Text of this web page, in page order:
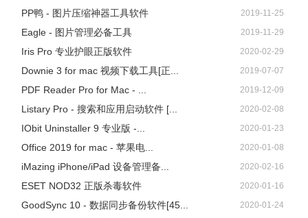
PP鸭 - 图片压缩神器工具软件 2019-11-25
Eagle - 图片管理必备工具 2019-11-29
Iris Pro 专业护眼正版软件 2020-02-29
Downie 3 for mac 视频下载工具[正... 2019-07-07
PDF Reader Pro for Mac - ... 2019-12-09
Listary Pro - 搜索和应用启动软件 [... 2020-02-08
IObit Uninstaller 9 专业版 -... 2020-01-23
Office 2019 for mac - 苹果电... 2020-01-08
iMazing iPhone/iPad 设备管理备... 2020-02-16
ESET NOD32 正版杀毒软件 2020-01-16
GoodSync 10 - 数据同步备份软件[45... 2020-01-24